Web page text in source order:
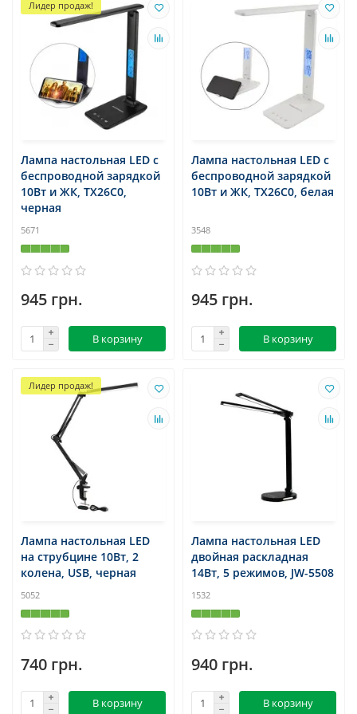
Лидер продаж!
Лампа настольная LED с
беспроводной зарядкой
10Вт и ЖК, TX26C0,
черная
5671
945 грн.
В корзину
Лампа настольная LED с
беспроводной зарядкой
10Вт и ЖК, TX26C0, белая
3548
945 грн.
В корзину
Лидер продаж!
Лампа настольная LED
на струбцине 10Вт, 2
колена, USB, черная
5052
740 грн.
В корзину
Лампа настольная LED
двойная раскладная
14Вт, 5 режимов, JW-5508
1532
940 грн.
В корзину